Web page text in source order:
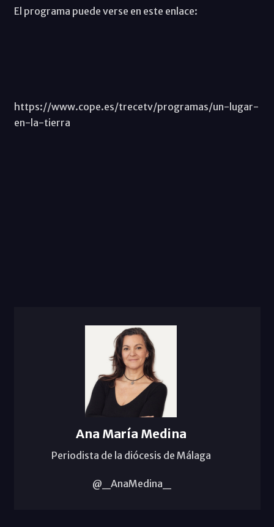
El programa puede verse en este enlace:
https://www.cope.es/trecetv/programas/un-lugar-
en-la-tierra
Ana María Medina
Periodista de la diócesis de Málaga
@_AnaMedina_